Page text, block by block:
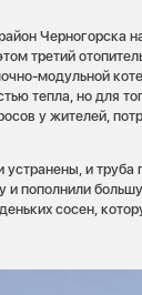
Черногорска
третий
модульной
тепла, но для
у жителей,
и труба
и пополнили
сосен,